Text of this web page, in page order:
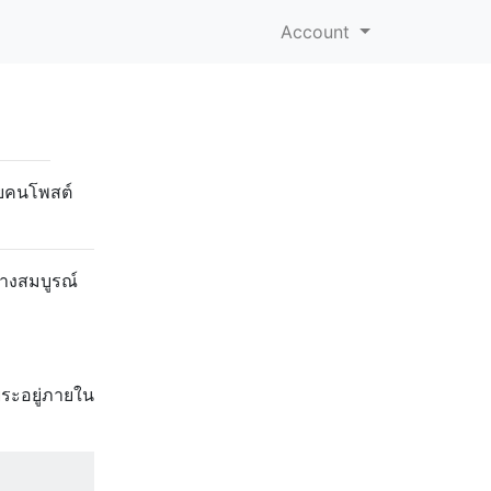
Account
คนโพสต์
งสมบูรณ์
ะอยู่ภายใน